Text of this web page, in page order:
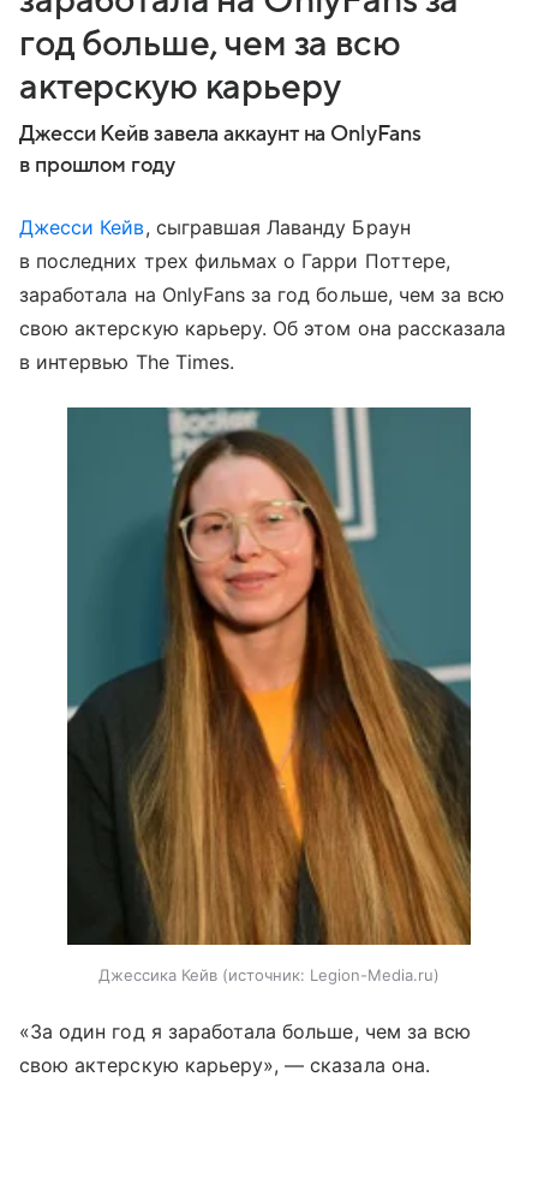
год больше, чем за всю
актерскую карьеру
Джесси Кейв завела аккаунт на OnlyFans
в прошлом году
Джесси Кейв, сыгравшая Лаванду Браун
в последних трех фильмах о Гарри Поттере,
заработала на OnlyFans за год больше, чем за всю
свою актерскую карьеру. Об этом она рассказала
в интервью The Times.
Джессика Кейв источник: Legion-Media.ru
«За один год я заработала больше, чем за всю
свою актерскую карьеру», — сказала она.